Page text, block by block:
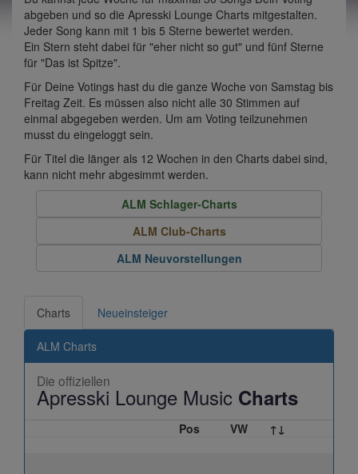
abgeben und so die Apresski Lounge Charts mitgestalten.
Jeder Song kann mit 1 bis 5 Sterne bewertet werden.
Ein Stern steht dabei für "eher nicht so gut" und fünf Sterne
für "Das ist Spitze".
Für Deine Votings hast du die ganze Woche von Samstag bis
Freitag Zeit. Es müssen also nicht alle 30 Stimmen auf
einmal abgegeben werden. Um am Voting teilzunehmen
musst du eingeloggt sein.
Für Titel die länger als 12 Wochen in den Charts dabei sind,
kann nicht mehr abgesimmt werden.
ALM Schlager-Charts
ALM Club-Charts
ALM Neuvorstellungen
Charts Neueinsteiger
ALM Charts
Die offiziellen
Apresski Lounge Music Charts
Pos VW ↑↓